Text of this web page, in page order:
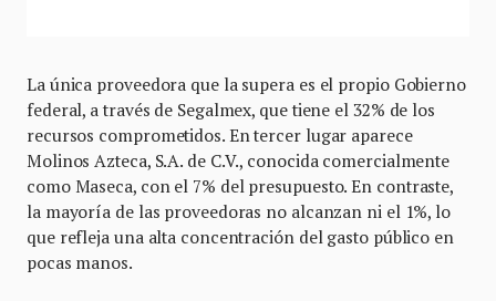
La única proveedora que la supera es el propio Gobierno
federal, a través de Segalmex, que tiene el 32% de los
recursos comprometidos. En tercer lugar aparece
Molinos Azteca, S.A. de C.V., conocida comercialmente
como Maseca, con el 7% del presupuesto. En contraste,
la mayoría de las proveedoras no alcanzan ni el 1%, lo
que refleja una alta concentración del gasto público en
pocas manos.